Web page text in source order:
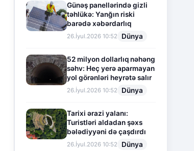
Günəş panellərində gizli
təhlükə: Yanğın riski
barədə xəbərdarlıq
26.İyul.2026 10:52 Dünya
52 milyon dollarlıq nəhəng
səhv: Heç yerə aparmayan
yol görənləri heyrətə salır
26.İyul.2026 10:52 Dünya
Tarixi ərazi yalanı:
Turistləri aldadan şəxs
bələdiyyəni də çaşdırdı
26.İyul.2026 10:52 Dünya